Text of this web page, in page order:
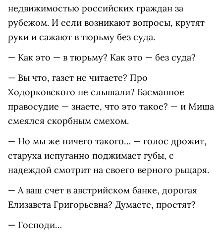
недвижимостью российских граждан за
рубежом. И если возникают вопросы, крутят
руки и сажают в тюрьму без суда.
— Как это — в тюрьму? Как это — без суда?
— Вы что, газет не читаете? Про
Ходорковского не слышали? Басманное
правосудие — знаете, что это такое? — и Миша
смеялся скорбным смехом.
— Но мы же ничего такого… — голос дрожит,
старуха испуганно поджимает губы, с
надеждой смотрит на своего верного рыцаря.
— А ваш счет в австрийском банке, дорогая
Елизавета Григорьевна? Думаете, простят?
— Господи…